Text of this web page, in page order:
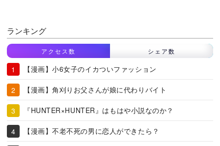
ランキング
アクセス数 シェア数
【漫画】小6女子のイカついファッション
【漫画】角刈りお父さんが娘に代わりバイト
『HUNTER×HUNTER』はもはや小説なのか？
【漫画】不老不死の男に恋人ができたら？